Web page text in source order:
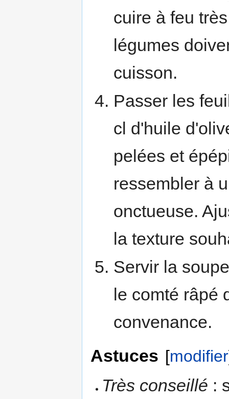
cuire à feu
légumes
cuisson.
Passer les
cl d'huile
pelées et
ressembler à
onctueuse.
la texture
Servir la
le comté râpé
convenance.
Astuces [modifier
Très conseillé :